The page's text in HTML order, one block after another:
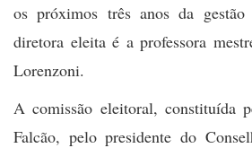
os próximos três anos da
diretora eleita é a professora
Lorenzoni.
A comissão eleitoral, constituída
Falcão, pelo presidente do